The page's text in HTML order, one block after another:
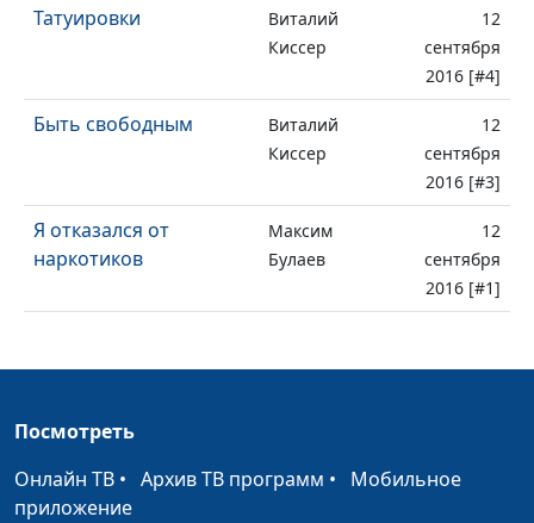
Татуировки
Виталий
Киссер
12
сентября
2016 [#4]
Быть свободным
Виталий
Киссер
12
сентября
2016 [#3]
Я отказался от
наркотиков
Максим
Булаев
12
сентября
2016 [#1]
Посмотреть
Онлайн ТВ • Архив ТВ программ • Мобильное
приложение